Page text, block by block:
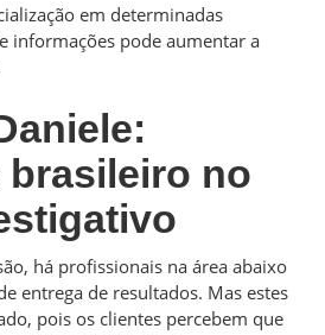
em determinadas
informações pode aumentar a
brasileiro no
há profissionais na área abaixo
entrega de resultados. Mas estes
pois os clientes percebem que